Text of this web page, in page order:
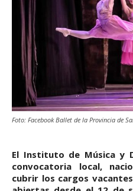
Foto: Facebook Ballet de la Provincia de
El Instituto de Música y
convocatoria local,
cubrir los cargos